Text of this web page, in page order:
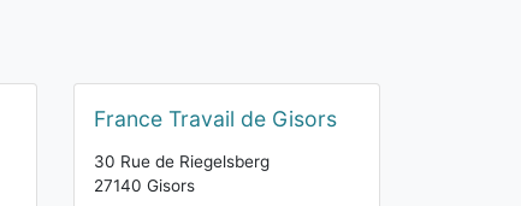
France Travail de Gisors
30 Rue de Riegelsberg
27140 Gisors